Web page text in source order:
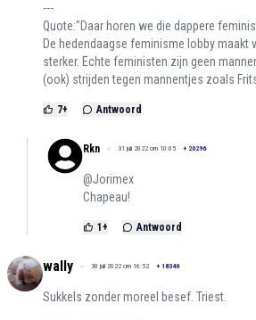
---
Quote:"Daar horen we die dappere
De hedendaagse feminisme lobby maakt
sterker. Echte feministen zijn geen
(ook) strijden tegen mannentjes zoals
7+ Antwoord
Rkn 31 juli 2022 om 10:05 + 20296
@Jorimex
Chapeau!
1 + Antwoord
wally 30 juli 2022 om 16:52 + 18346
Sukkels zonder moreel besef. Triest.